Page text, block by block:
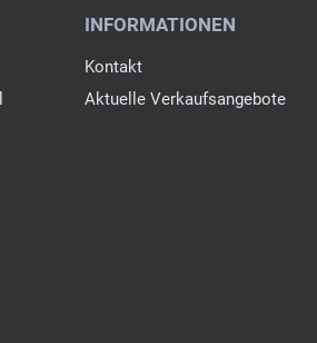
INFORMATIONEN
Kontakt
Aktuelle Verkaufsangebote